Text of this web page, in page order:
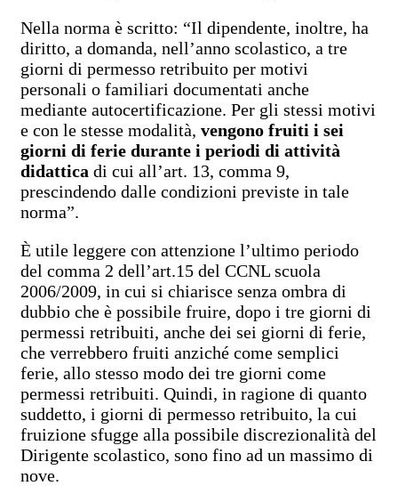
Nella norma è scritto: “Il dipendente, inoltre, ha
diritto, a domanda, nell’anno scolastico, a tre
giorni di permesso retribuito per motivi
personali o familiari documentati anche
mediante autocertificazione. Per gli stessi motivi
e con le stesse modalità, vengono fruiti i sei
giorni di ferie durante i periodi di attività
didattica di cui all’art. 13, comma 9,
prescindendo dalle condizioni previste in tale
norma”.
È utile leggere con attenzione l’ultimo periodo
del comma 2 dell’art.15 del CCNL scuola
2006/2009, in cui si chiarisce senza ombra di
dubbio che è possibile fruire, dopo i tre giorni di
permessi retribuiti, anche dei sei giorni di ferie,
che verrebbero fruiti anziché come semplici
ferie, allo stesso modo dei tre giorni come
permessi retribuiti. Quindi, in ragione di quanto
suddetto, i giorni di permesso retribuito, la cui
fruizione sfugge alla possibile discrezionalità del
Dirigente scolastico, sono fino ad un massimo di
nove.